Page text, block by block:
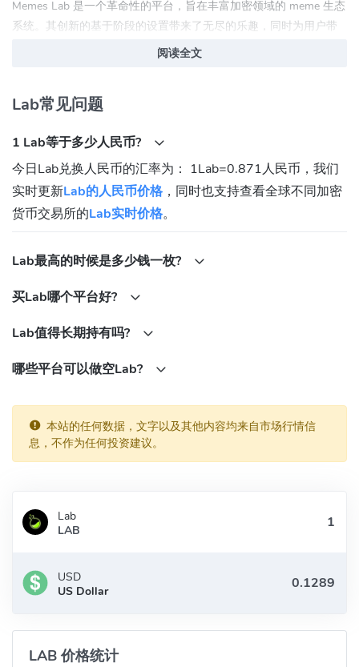
Memes Lab 是一个革命性的平台，旨在丰富加密领域的 meme 生态
系统。其创新的基于阶段的设置带来了无尽的乐趣，同时为用户带
来了真正的价值。该项目提出，当前的市场问题之一是：虽然
人。此外，用户渴望一个低门槛的平台，以简化 memecoin 的创建
Memes Lab 提出了三个实现层：游戏层，"用户来这里是为了娱乐，
留在市场上"，基础设施，用户可以在这里启动任何代币并空投；注
https://x.com/memeslabxyz
Discord:https://discord.gg/memeslab
Lab (LAB)合约地址
BNB Chain(BEP20):
0x7ec43cf65f1663f820427c62a5780b8f2e25593a
阅读全文
Lab常见问题
1 Lab等于多少人民币?
今日Lab兑换人民币的汇率为： 1Lab=0.871人民币，我们
实时更新Lab的人民币价格 ，同时也支持查看全球不同加密
货币交易所的Lab实时价格。
Lab最高的时候是多少钱一枚?
买Lab哪个平台好?
Lab值得长期持有吗?
哪些平台可以做空Lab?
本站的任何数据，文字以及其他内容均来自市场行情信
息，不作为任何投资建议。
Lab
LAB
USD
US Dollar
LAB 价格统计